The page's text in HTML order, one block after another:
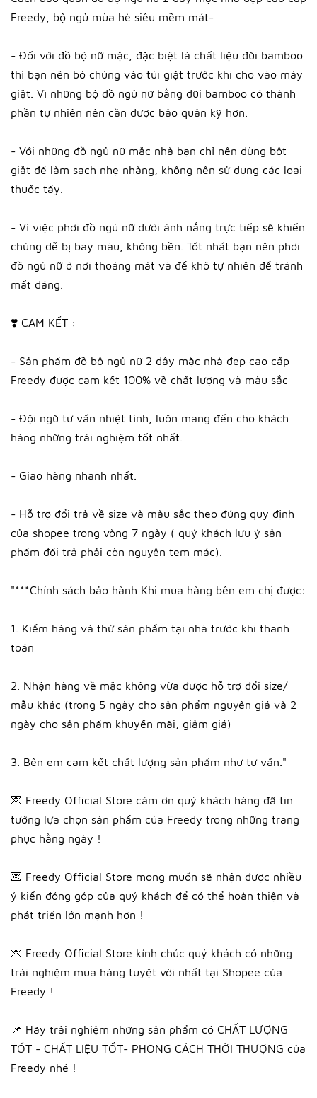
Freedy, bộ ngủ mùa hè siêu mềm mát-
- Đối với đồ bộ nữ mặc, đặc biệt là chất liệu đũi bamboo
thì bạn nên bỏ chúng vào túi giặt trước khi cho vào máy
giặt. Vì những bộ đồ ngủ nữ bằng đũi bamboo có thành
phần tự nhiên nên cần được bảo quản kỹ hơn.
- Với những đồ ngủ nữ mặc nhà bạn chỉ nên dùng bột
giặt để làm sạch nhẹ nhàng, không nên sử dụng các loại
thuốc tẩy.
- Vì việc phơi đồ ngủ nữ dưới ánh nắng trực tiếp sẽ khiến
chúng dễ bị bay màu, không bền. Tốt nhất bạn nên phơi
đồ ngủ nữ ở nơi thoáng mát và để khô tự nhiên để tránh
mất dáng.
❣️ CAM KẾT :
- Sản phẩm đồ bộ ngủ nữ 2 dây mặc nhà đẹp cao cấp
Freedy được cam kết 100% về chất lượng và màu sắc
- Đội ngũ tư vấn nhiệt tình, luôn mang đến cho khách
hàng những trải nghiệm tốt nhất.
- Giao hàng nhanh nhất.
- Hỗ trợ đổi trả về size và màu sắc theo đúng quy định
của shopee trong vòng 7 ngày ( quý khách lưu ý sản
phẩm đổi trả phải còn nguyên tem mác).
"***Chính sách bảo hành Khi mua hàng bên em chị được:
1. Kiểm hàng và thử sản phẩm tại nhà trước khi thanh
toán
2. Nhận hàng về mặc không vừa được hỗ trợ đổi size/
mẫu khác (trong 5 ngày cho sản phẩm nguyên giá và 2
ngày cho sản phẩm khuyến mãi, giảm giá)
3. Bên em cam kết chất lượng sản phẩm như tư vấn."
💌 Freedy Official Store cảm ơn quý khách hàng đã tin
tưởng lựa chọn sản phẩm của Freedy trong những trang
phục hằng ngày !
💌 Freedy Official Store mong muốn sẽ nhận được nhiều
ý kiến đóng góp của quý khách để có thể hoàn thiện và
phát triển lớn mạnh hơn !
💌 Freedy Official Store kính chúc quý khách có những
trải nghiệm mua hàng tuyệt vời nhất tại Shopee của
Freedy !
📌 Hãy trải nghiệm những sản phẩm có CHẤT LƯỢNG
TỐT - CHẤT LIỆU TỐT- PHONG CÁCH THỜI THƯỢNG của
Freedy nhé !